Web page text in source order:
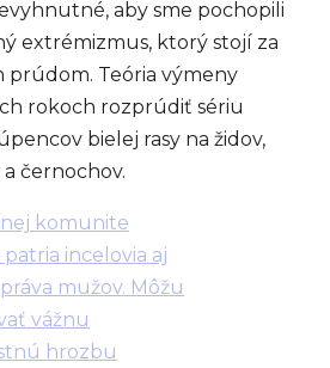
aby sme pochopili
extrémizmus, ktorý stojí za
Teória výmeny
rokoch rozprúdiť sériu
bielej rasy na židov,
černochov.
komunite
incelovia aj
mužov. Môžu
vážnu
hrozbu